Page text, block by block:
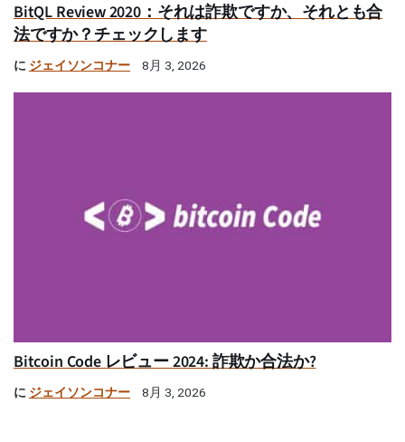
BitQL Review 2020：それは詐欺ですか、それとも合
法ですか？チェックします
に ジェイソンコナー 8月 3, 2026
Bitcoin Code レビュー 2024: 詐欺か合法か?
に ジェイソンコナー 8月 3, 2026